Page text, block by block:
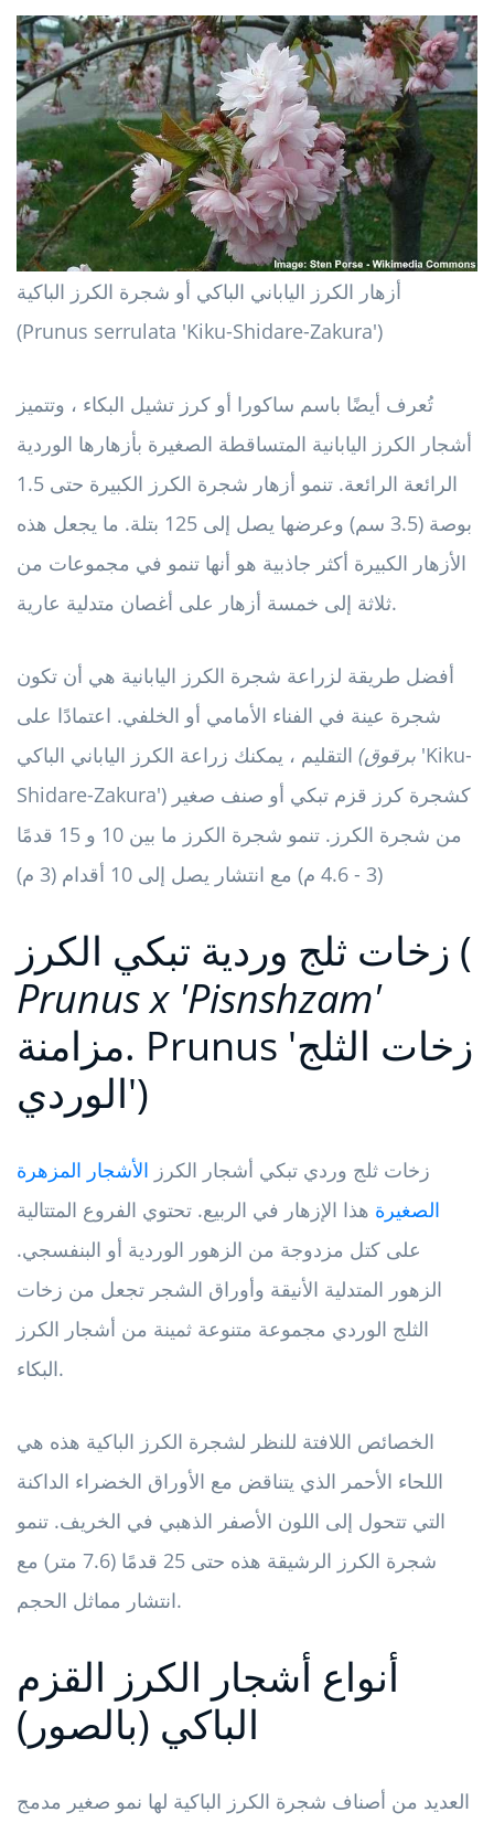
أزهار الكرز الياباني الباكي أو شجرة الكرز الباكية
(Prunus serrulata 'Kiku-Shidare-Zakura')
تُعرف أيضًا باسم ساكورا أو كرز تشيل البكاء ، وتتميز
أشجار الكرز اليابانية المتساقطة الصغيرة بأزهارها الوردية
الرائعة الرائعة. تنمو أزهار شجرة الكرز الكبيرة حتى 1.5
بوصة (3.5 سم) وعرضها يصل إلى 125 بتلة. ما يجعل هذه
الأزهار الكبيرة أكثر جاذبية هو أنها تنمو في مجموعات من
ثلاثة إلى خمسة أزهار على أغصان متدلية عارية.
أفضل طريقة لزراعة شجرة الكرز اليابانية هي أن تكون
شجرة عينة في الفناء الأمامي أو الخلفي. اعتمادًا على
(برقوق 'Kiku-
Shidare-Zakura') كشجرة كرز قزم تبكي أو صنف صغير
من شجرة الكرز. تنمو شجرة الكرز ما بين 10 و 15 قدمًا
(3 - 4.6 م) مع انتشار يصل إلى 10 أقدام (3 م)
زخات ثلج وردية تبكي الكرز (
Prunus x 'Pisnshzam'
مزامنة. Prunus 'زخات الثلج
الوردي')
زخات ثلج وردي تبكي أشجار الكرز الأشجار المزهرة
الصغيرة هذا الإزهار في الربيع. تحتوي الفروع المتتالية
على كتل مزدوجة من الزهور الوردية أو البنفسجي.
الزهور المتدلية الأنيقة وأوراق الشجر تجعل من زخات
الثلج الوردي مجموعة متنوعة ثمينة من أشجار الكرز
البكاء.
الخصائص اللافتة للنظر لشجرة الكرز الباكية هذه هي
اللحاء الأحمر الذي يتناقض مع الأوراق الخضراء الداكنة
التي تتحول إلى اللون الأصفر الذهبي في الخريف. تنمو
شجرة الكرز الرشيقة هذه حتى 25 قدمًا (7.6 متر) مع
انتشار مماثل الحجم.
أنواع أشجار الكرز القزم
الباكي (بالصور)
العديد من أصناف شجرة الكرز الباكية لها نمو صغير مدمج